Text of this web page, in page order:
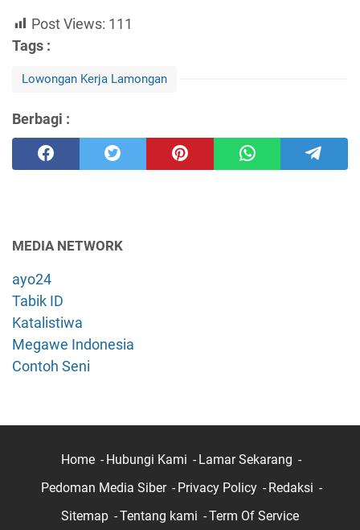
Post Views: 111
Tags :
Lowongan Kerja Lamongan
Berbagi :
MEDIA NETWORK
ayo24
Tabik ID
Katalistiwa
Megawe Indonesia
Contoh Seni
Home Hubungi Kami
Lamar Sekarang
Pedoman Media Siber
Privacy Policy
Redaksi
Sitemap
Tentang kami Term Of Service